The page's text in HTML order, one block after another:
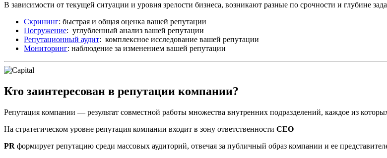
В зависимости от текущей ситуации и уровня зрелости бизнеса, возникают разные по срочности и глубине
Скрининг: быстрая и общая оценка вашей репутации
Погружение: углубленный анализ вашей репутации
Репутационный аудит: комплексное исследование вашей репутации
Мониторинг: наблюдение за изменением вашей репутации
Кто заинтересован в репутации компании?
Репутация компании — результат совместной работы множества внутренних подразделений, каждое из
На стратегическом уровне репутация компании входит в зону ответственности CEO
PR формирует репутацию среди массовых аудиторий, отвечая за публичный образ компании и ее